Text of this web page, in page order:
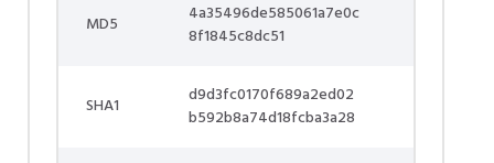
MD5
4a35496de585061a7e0c
8f1845c8dc51
SHA1
d9d3fc0170f689a2ed02
b592b8a74d18fcba3a28